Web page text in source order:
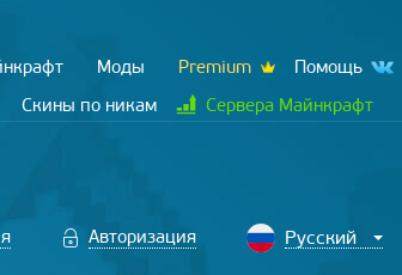
Моды Premium
Помощь
Скины по никам Сервера Майнкрафт
Авторизация